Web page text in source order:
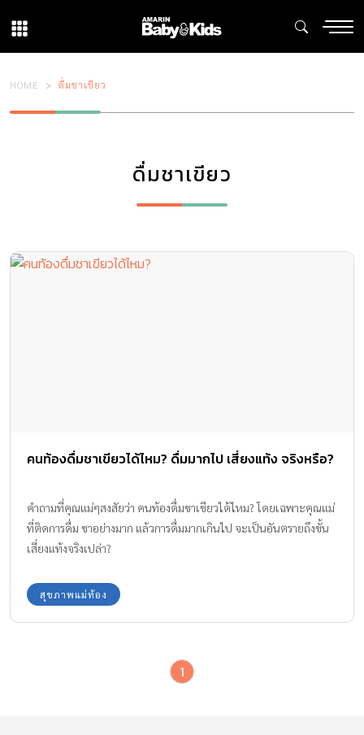
HOME ดื่มชาเขียว
ดื่มชาเขียว
คนท้องดื่มชาเขียวได้ไหม? ดื่มมากไป เสี่ยงแท้ง จริงหรือ?
คำถามที่คุณแม่ๆสงสัยว่า คนท้องดื่มชาเขียวได้ไหม? โดยเฉพาะคุณแม่
ที่ติดการดื่ม ชาอย่างมาก แล้วการดื่มมากเกินไป จะเป็นอันตรายถึงขั้น
เสี่ยงแท้งจริงเปล่า?
สุขภาพแม่ท้อง
1